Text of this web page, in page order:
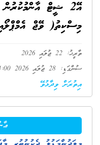
އޭ2 ޝީޓް
މިސްކިތު( ވޭޖް
ތާރީޚު: 22 ޖުލައި 2026
ސުންގަޑި: 28 ޖުލައި 2026 14:00
އިތުރަށް ވިދާޅުވޭ